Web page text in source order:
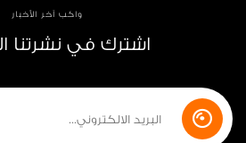
واكب آخر الأخبار
اشترك في نشرتنا